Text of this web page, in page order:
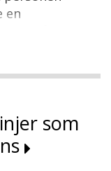
en
då
vad som
att vända
fråga om
när vi
Hör av er
som